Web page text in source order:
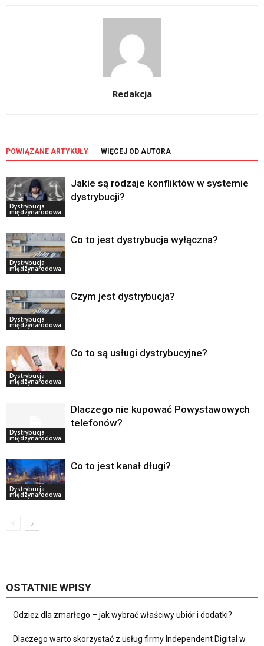
Redakcja
POWIĄZANE ARTYKUŁY WIĘCEJ OD AUTORA
Dystrybucja
międzynarodowa
Jakie są rodzaje konfliktów w systemie
dystrybucji?
Dystrybucja
międzynarodowa
Co to jest dystrybucja wyłączna?
Dystrybucja
międzynarodowa
Czym jest dystrybucja?
Dystrybucja
międzynarodowa
Co to są usługi dystrybucyjne?
Dystrybucja
międzynarodowa
Dlaczego nie kupować Powystawowych
telefonów?
Dystrybucja
międzynarodowa
Co to jest kanał długi?
OSTATNIE WPISY
Odzież dla zmarłego – jak wybrać właściwy ubiór i dodatki?
Dlaczego warto skorzystać z usług firmy Independent Digital w